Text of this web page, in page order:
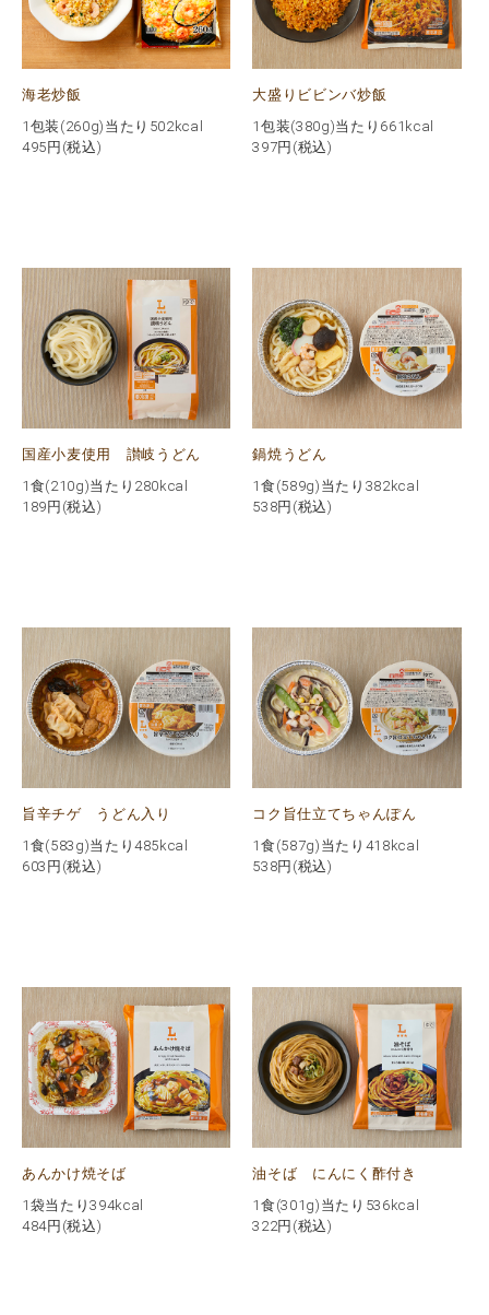
海老炒飯
1包装(260g)当たり502kcal
495 円(税込)
大盛りビビンバ炒飯
1包装(380g)当たり661kcal
397円(税込)
国産小麦使用 讃岐うどん
1食(210g)当たり280kcal
189 円(税込)
鍋焼うどん
1食(589g)当たり382kcal
538円(税込)
旨辛チゲ うどん入り
1食(583g)当たり485kcal
603 円(税込)
コク旨仕立てちゃんぽん
1食(587g)当たり418kcal
538円(税込)
あんかけ焼そば
1袋当たり394kcal
484円(税込)
油そば にんにく酢付き
1食(301g)当たり536kcal
322円(税込)